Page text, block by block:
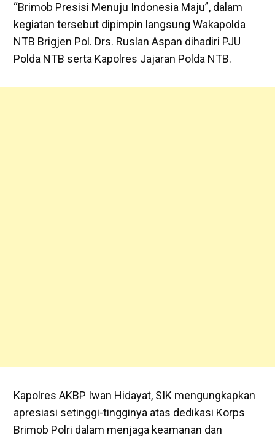
“Brimob Presisi Menuju Indonesia Maju”, dalam
kegiatan tersebut dipimpin langsung Wakapolda
NTB Brigjen Pol. Drs. Ruslan Aspan dihadiri PJU
Polda NTB serta Kapolres Jajaran Polda NTB.
Kapolres AKBP Iwan Hidayat, SIK mengungkapkan
apresiasi setinggi-tingginya atas dedikasi Korps
Brimob Polri dalam menjaga keamanan dan